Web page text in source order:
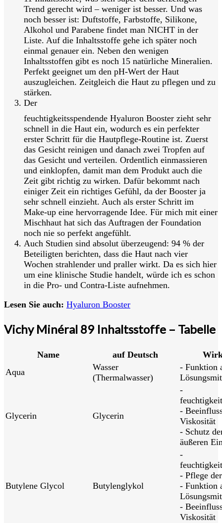
Trend gerecht wird – weniger ist besser. Und was
noch besser ist: Duftstoffe, Farbstoffe, Silikone,
Alkohol und Parabene findet man NICHT in der
Liste. Auf die Inhaltsstoffe gehe ich später noch
einmal genauer ein. Neben den wenigen
Inhaltsstoffen gibt es noch 15 natürliche Mineralien.
Perfekt geeignet um den pH-Wert der Haut
auszugleichen. Zeitgleich die Haut zu pflegen und zu
stärken.
Der
feuchtigkeitsspendende Hyaluron Booster zieht sehr
schnell in die Haut ein, wodurch es ein perfekter
erster Schritt für die Hautpflege-Routine ist. Zuerst
das Gesicht reinigen und danach zwei Tropfen auf
das Gesicht und verteilen. Ordentlich einmassieren
und einklopfen, damit man dem Produkt auch die
Zeit gibt richtig zu wirken. Dafür bekommt nach
einiger Zeit ein richtiges Gefühl, da der Booster ja
sehr schnell einzieht. Auch als erster Schritt im
Make-up eine hervorragende Idee. Für mich mit einer
Mischhaut hat sich das Auftragen der Foundation
noch nie so perfekt angefühlt.
Auch Studien sind absolut überzeugend: 94 % der
Beteiligten berichten, dass die Haut nach vier
Wochen strahlender und praller wirkt. Da es sich hier
um eine klinische Studie handelt, würde ich es schon
in die Pro- und Contra-Liste aufnehmen.
Lesen Sie auch: Hyaluron Booster
Vichy Minéral 89 Inhaltsstoffe – Tabelle
Name auf Deutsch
Aqua
Wasser
(Thermalwasser)
- Funktion
Glycerin Glycerin
-
-
Viskosität
- Schutz
äußeren
Butylene Glycol Butylenglykol
-
- Pflege
- Funktion
-
Viskosität